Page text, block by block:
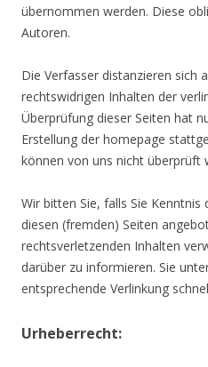
übernommen werden. Diese
Autoren.
Die Verfasser distanzieren sich
rechtswidrigen Inhalten der
Überprüfung dieser Seiten hat
Erstellung der homepage
können von uns nicht überprüft
Wir bitten Sie, falls Sie
diesen (fremden) Seiten
rechtsverletzenden Inhalten
darüber zu informieren. Sie
entsprechende Verlinkung
Urheberrecht: